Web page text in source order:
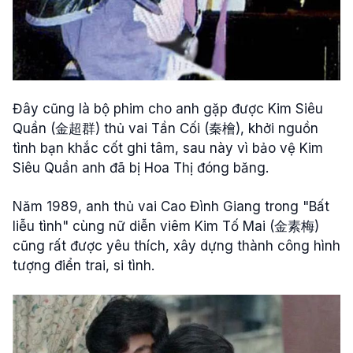
Đây cũng là bộ phim cho anh gặp được Kim Siêu
Quần (金超群) thủ vai Tần Cối (秦檜), khởi nguồn
tình bạn khắc cốt ghi tâm, sau này vì bảo vệ Kim
Siêu Quần anh đã bị Hoa Thị đóng băng.
Năm 1989, anh thủ vai Cao Đình Giang trong "Bất
liễu tình" cùng nữ diễn viêm Kim Tố Mai (金素梅)
cũng rất được yêu thích, xây dựng thành công hình
tượng điển trai, si tình.